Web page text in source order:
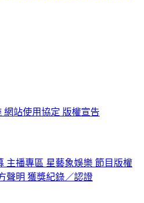
網站使用協定 版權宣告
主播專區 星藝象娛樂 節目版權
聲明 獲獎紀錄／認證